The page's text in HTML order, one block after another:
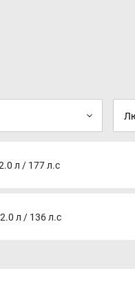
л / 177 л.с
л / 136 л.с